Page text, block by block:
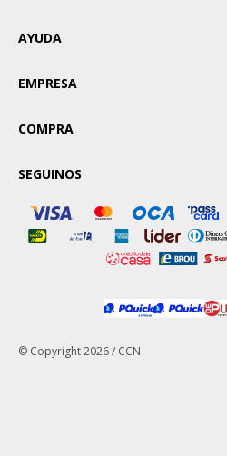
AYUDA
EMPRESA
COMPRA
SEGUINOS
© Copyright 2026 / CCN